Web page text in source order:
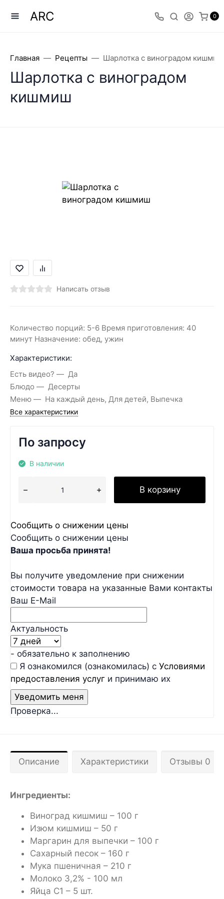
ARC 0
Главная Рецепты Шарлотка с виноградом кишмиш
Шарлотка с виноградом
кишмиш
Написать отзыв
Количество порций: 5-6 Время приготовления: 40
минут Назначение: обед, ужин
Характеристики:
Есть видео?
Да
Блюдо
Десерты
Меню
На каждый день, Для детей, Выпечка
Все характеристики
По запросу
В наличии
В корзину
Сообщить о снижении цены
Сообщить о снижении цены
Ваша просьба принята!
Вы получите уведомление при снижении
стоимости товара на указанные Вами контакты
Ваш E-Mail
Актуальность
- обязательно к заполнению
Я ознакомился (ознакомилась) с Условиями
предоставления услуг и принимаю их
Проверка...
Описание Характеристики Отзывы 0
Ингредиенты:
Виноград кишмиш – 100 г
Изюм кишмиш – 50 г
Маргарин для выпечки – 100 г
Сахарный песок – 160 г
Мука пшеничная – 210 г
Молоко 3,2% - 100 мл
Яйца С1 – 5 шт.